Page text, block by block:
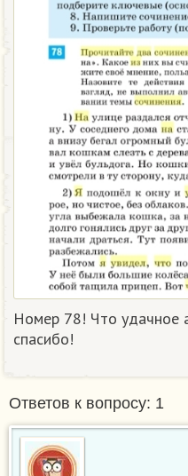
Номер 78! Что удачное
спасибо!
Ответов к вопросу: 1